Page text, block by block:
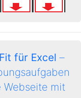
Fit für Excel –
Webseite mit